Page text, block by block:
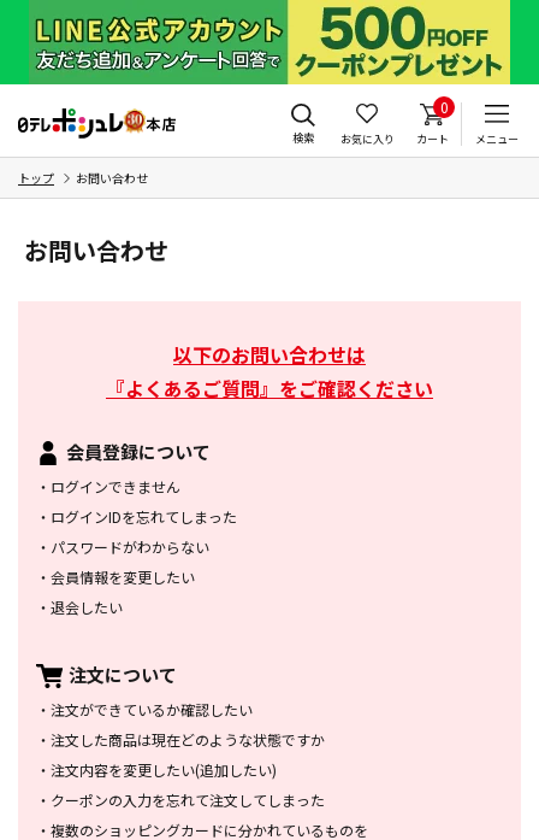
検索 お気に入り
0
カート メニュー
トップ お問い合わせ
お問い合わせ
以下のお問い合わせは
『よくあるご質問』をご確認ください
会員登録について
・ ログインできません
・ ログインIDを忘れてしまった
・ パスワードがわからない
・ 会員情報を変更したい
・ 退会したい
注文について
・ 注文ができているか確認したい
・ 注文した商品は現在どのような状態ですか
・ 注文内容を変更したい(追加したい)
・ クーポンの入力を忘れて注文してしまった
・ 複数のショッピングカードに分かれているものを